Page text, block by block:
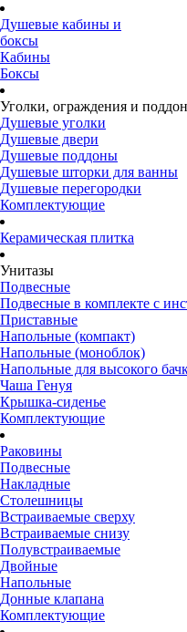
Душевые кабины и
боксы
Кабины
Боксы
Уголки, ограждения и
Душевые уголки
Душевые двери
Душевые поддоны
Душевые шторки для ванны
Душевые перегородки
Комплектующие
Керамическая плитка
Унитазы
Подвесные
Подвесные в комплекте с
Приставные
Напольные (компакт)
Напольные (моноблок)
Напольные для высокого
Чаша Генуя
Крышка-сиденье
Комплектующие
Раковины
Подвесные
Накладные
Столешницы
Встраиваемые сверху
Встраиваемые снизу
Полувстраиваемые
Двойные
Напольные
Донные клапана
Комплектующие